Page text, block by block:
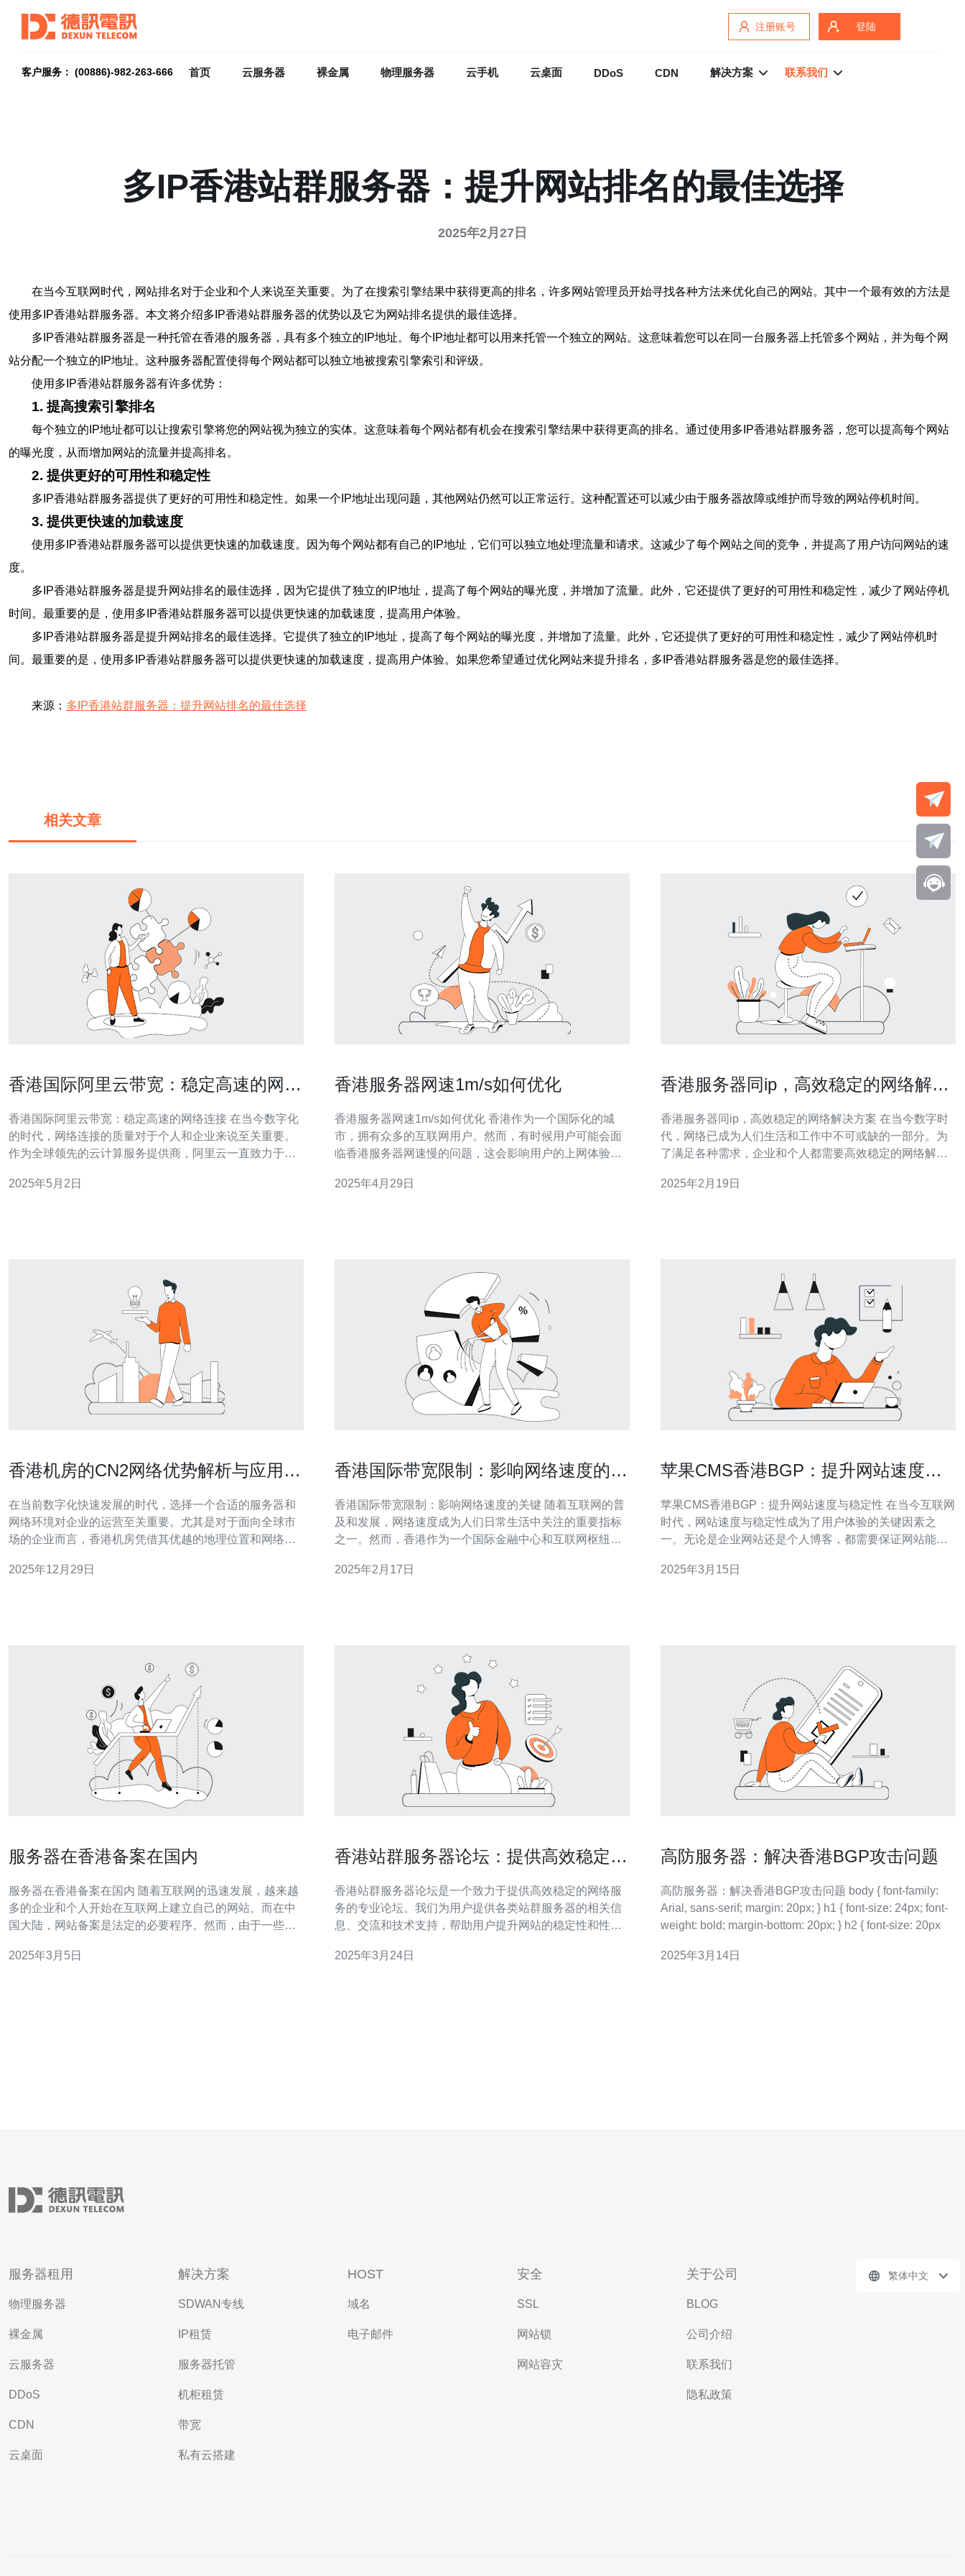
注册账号 登陆
客户服务： (00886)-982-263-666 首页 云服务器 裸金属 物理服务器 云手机 云桌面 DDoS CDN 解决方案 联系我们
多IP香港站群服务器：提升网站排名的最佳选择
2025年2月27日
在当今互联网时代，网站排名对于企业和个人来说至关重要。为了在搜索引擎结果中获得更高的排名，许多网站管理员开始寻找各种方法来优化自己的网站。其中一个最有效的方法是
使用多IP香港站群服务器。本文将介绍多IP香港站群服务器的优势以及它为网站排名提供的最佳选择。
多IP香港站群服务器是一种托管在香港的服务器，具有多个独立的IP地址。每个IP地址都可以用来托管一个独立的网站。这意味着您可以在同一台服务器上托管多个网站，并为每个网
站分配一个独立的IP地址。这种服务器配置使得每个网站都可以独立地被搜索引擎索引和评级。
使用多IP香港站群服务器有许多优势：
1. 提高搜索引擎排名
每个独立的IP地址都可以让搜索引擎将您的网站视为独立的实体。这意味着每个网站都有机会在搜索引擎结果中获得更高的排名。通过使用多IP香港站群服务器，您可以提高每个网站
的曝光度，从而增加网站的流量并提高排名。
2. 提供更好的可用性和稳定性
多IP香港站群服务器提供了更好的可用性和稳定性。如果一个IP地址出现问题，其他网站仍然可以正常运行。这种配置还可以减少由于服务器故障或维护而导致的网站停机时间。
3. 提供更快速的加载速度
使用多IP香港站群服务器可以提供更快速的加载速度。因为每个网站都有自己的IP地址，它们可以独立地处理流量和请求。这减少了每个网站之间的竞争，并提高了用户访问网站的速
度。
多IP香港站群服务器是提升网站排名的最佳选择，因为它提供了独立的IP地址，提高了每个网站的曝光度，并增加了流量。此外，它还提供了更好的可用性和稳定性，减少了网站停机
时间。最重要的是，使用多IP香港站群服务器可以提供更快速的加载速度，提高用户体验。
多IP香港站群服务器是提升网站排名的最佳选择。它提供了独立的IP地址，提高了每个网站的曝光度，并增加了流量。此外，它还提供了更好的可用性和稳定性，减少了网站停机时
间。最重要的是，使用多IP香港站群服务器可以提供更快速的加载速度，提高用户体验。如果您希望通过优化网站来提升排名，多IP香港站群服务器是您的最佳选择。
来源： 多IP香港站群服务器：提升网站排名的最佳选择
相关文章
香港国际阿里云带宽：稳定高速的网络
香港国际阿里云带宽：稳定高速的网络连接 在当今数字化
的时代，网络连接的质量对于个人和企业来说至关重要。
作为全球领先的云计算服务提供商，阿里云一直致力于为
地区提供的国际带宽服务，以及其在网络连接方面的优
2025年5月2日
香港服务器网速1m/s如何优化
香港服务器网速1m/s如何优化 香港作为一个国际化的城
市，拥有众多的互联网用户。然而，有时候用户可能会面
临香港服务器网速慢的问题，这会影响用户的上网体验和
的。 1. 选择优质的网络服务提供商 首先，要确保选择一个
2025年4月29日
香港服务器同ip，高效稳定的网络解决
香港服务器同ip，高效稳定的网络解决方案 在当今数字时
代，网络已成为人们生活和工作中不可或缺的一部分。为
了满足各种需求，企业和个人都需要高效稳定的网络解决
将详细介绍其优势和适用范围。 香港服务器同ip是一种网
2025年2月19日
香港机房的CN2网络优势解析与应用场
在当前数字化快速发展的时代，选择一个合适的服务器和
网络环境对企业的运营至关重要。尤其是对于面向全球市
场的企业而言，香港机房凭借其优越的地理位置和网络条
以其最佳的稳定性、速度和性价比，成为了众多企业的理
2025年12月29日
香港国际带宽限制：影响网络速度的关
香港国际带宽限制：影响网络速度的关键 随着互联网的普
及和发展，网络速度成为人们日常生活中关注的重要指标
之一。然而，香港作为一个国际金融中心和互联网枢纽，
际带宽限制对网络速度的影响，并分析其中的关键因素。
2025年2月17日
苹果CMS香港BGP：提升网站速度与
苹果CMS香港BGP：提升网站速度与稳定性 在当今互联网
时代，网站速度与稳定性成为了用户体验的关键因素之
一。无论是企业网站还是个人博客，都需要保证网站能够
港BGP应运而生。 苹果CMS香港BGP是一种基于边界网
2025年3月15日
服务器在香港备案在国内
服务器在香港备案在国内 随着互联网的迅速发展，越来越
多的企业和个人开始在互联网上建立自己的网站。而在中
国大陆，网站备案是法定的必要程序。然而，由于一些特
国内进行备案。 首先，香港的服务器环境相对稳定和开
2025年3月5日
香港站群服务器论坛：提供高效稳定的
香港站群服务器论坛是一个致力于提供高效稳定的网络服
务的专业论坛。我们为用户提供各类站群服务器的相关信
息、交流和技术支持，帮助用户提升网站的稳定性和性
在我们的论坛中找到有价值的内容。 香港站群服务器论坛
2025年3月24日
高防服务器：解决香港BGP攻击问题
高防服务器：解决香港BGP攻击问题 body { font-family:
Arial, sans-serif; margin: 20px; } h1 { font-size: 24px; font-
weight: bold; margin-bottom: 20px; } h2 { font-size: 20px
2025年3月14日
服务器租用
物理服务器
裸金属
云服务器
DDoS
CDN
云桌面
解决方案
SDWAN专线
IP租赁
服务器托管
机柜租赁
带宽
私有云搭建
HOST
域名
电子邮件
安全
SSL
网站锁
网站容灾
关于公司
BLOG
公司介绍
联系我们
隐私政策
繁体中文